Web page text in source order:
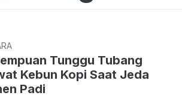
Tunggu Tubang
Kebun Kopi Saat Jeda
Padi